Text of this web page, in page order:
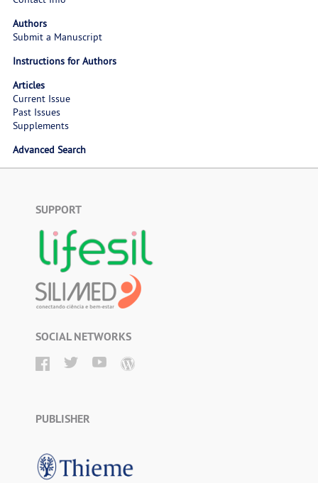
Authors
Submit a Manuscript
Instructions for Authors
Articles
Current Issue
Past Issues
Supplements
Advanced Search
SUPPORT
SOCIAL NETWORKS
PUBLISHER